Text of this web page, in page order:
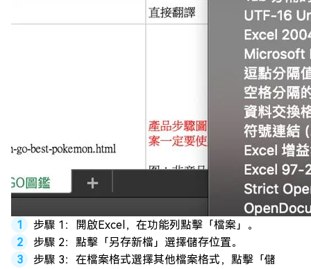
步驟 1：開啟Excel，在功能列點擊「檔案」。
步驟 2：點擊「另存新檔」選擇儲存位置。
步驟 3：在檔案格式選擇其他檔案格式，點擊「儲